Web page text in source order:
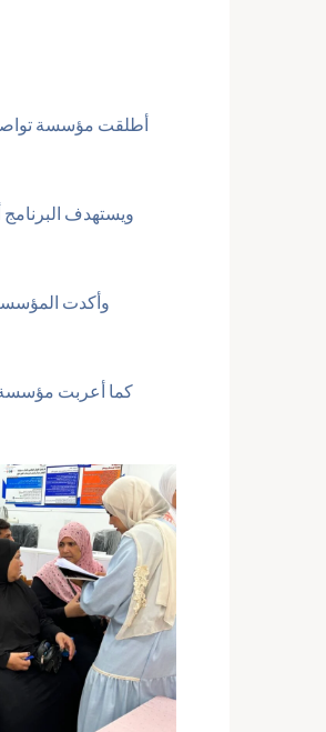
أطلقت مؤسسة تواصل
وأكدت المؤسسة
كما أعربت مؤسسة